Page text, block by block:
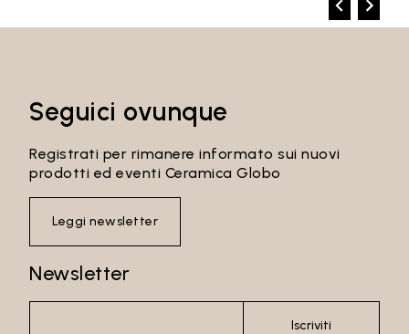
Seguici ovunque
Registrati per rimanere informato sui nuovi
prodotti ed eventi Ceramica Globo
Leggi newsletter
Newsletter
Iscriviti